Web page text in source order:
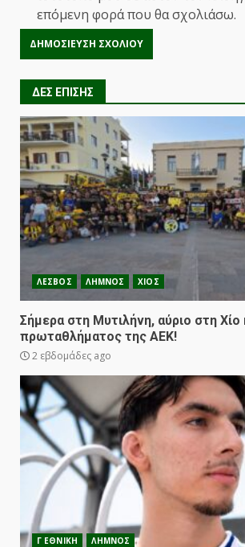
επόμενη φορά που θα σχολιάσω.
ΔΕΣ ΕΠΙΣΗΣ
ΛΕΣΒΟΣ ΛΗΜΝΟΣ ΧΙΟΣ
Σήμερα στη Μυτιλήνη, αύριο στη
πρωταθλήματος της ΑΕΚ!
2 εβδομάδες ago
Γ ΕΘΝΙΚΗ ΛΗΜΝΟΣ